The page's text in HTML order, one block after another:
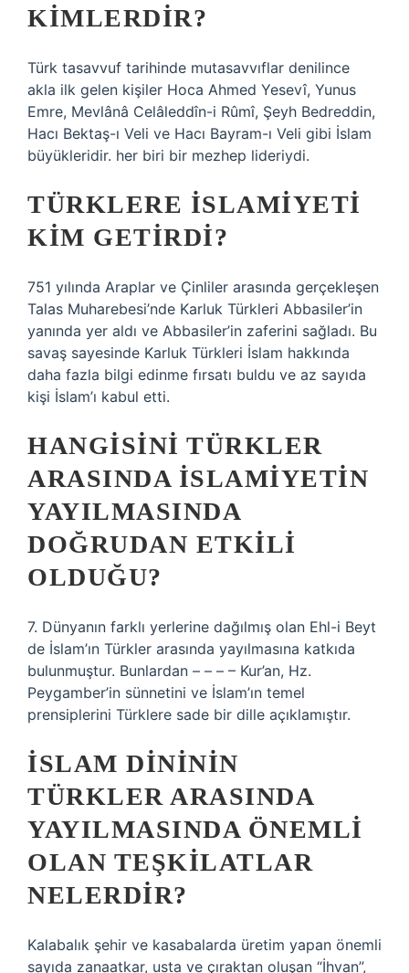
KIMLERDIR?
Türk tasavvuf tarihinde mutasavvıflar denilince
akla ilk gelen kişiler Hoca Ahmed Yesevî, Yunus
Emre, Mevlânâ Celâleddîn-i Rûmî, Şeyh Bedreddin,
Hacı Bektaş-ı Veli ve Hacı Bayram-ı Veli gibi İslam
büyükleridir. her biri bir mezhep lideriydi.
TÜRKLERE İSLAMIYETI
KIM GETIRDI?
751 yılında Araplar ve Çinliler arasında gerçekleşen
Talas Muharebesi’nde Karluk Türkleri Abbasiler’in
yanında yer aldı ve Abbasiler’in zaferini sağladı. Bu
savaş sayesinde Karluk Türkleri İslam hakkında
daha fazla bilgi edinme fırsatı buldu ve az sayıda
kişi İslam’ı kabul etti.
HANGISINI TÜRKLER
ARASINDA ISLAMIYETIN
YAYILMASINDA
DOĞRUDAN ETKILI
OLDUĞU?
7. Dünyanın farklı yerlerine dağılmış olan Ehl-i Beyt
de İslam’ın Türkler arasında yayılmasına katkıda
bulunmuştur. Bunlardan – – – – Kur’an, Hz.
Peygamber’in sünnetini ve İslam’ın temel
prensiplerini Türklere sade bir dille açıklamıştır.
İSLAM DINININ
TÜRKLER ARASINDA
YAYILMASINDA ÖNEMLI
OLAN TEŞKILATLAR
NELERDIR?
Kalabalık şehir ve kasabalarda üretim yapan önemli
sayıda zanaatkar, usta ve çıraktan oluşan “İhvan”,